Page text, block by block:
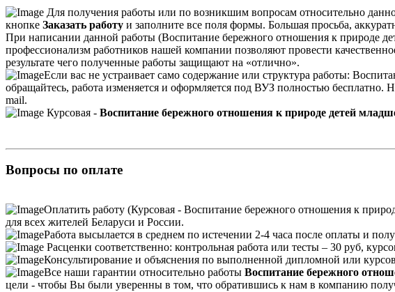
Для получения работы или по возникшим вопросам относительно
кнопке Заказать работу и заполните все поля формы. Большая просьба,
При написании данной работы (Воспитание бережного отношения к природе
профессионализм работников нашей компании позволяют провести
результате чего полученные работы защищают на «отлично».
Если вас не устраивает само содержание или структура работы:
обращайтесь, работа изменяется и оформляется под ВУЗ полностью
mail.
Курсовая - Воспитание бережного отношения к природе детей
Вопросы по оплате
Оплатить работу (Курсовая - Воспитание бережного отношения к
для всех жителей Беларуси и России.
Работа высылается в среднем по истечении 2-4 часа после оплаты и
Расценки соответственно: контрольная работа или тесты – 30 руб,
Консультирование и объяснения по выполненной дипломной или
Все наши гарантии относительно работы Воспитание бережного
цели - чтобы Вы были уверенны в том, что обратившись к нам в компанию